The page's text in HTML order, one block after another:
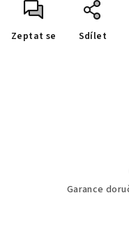
Zeptat se Sdílet
Garance